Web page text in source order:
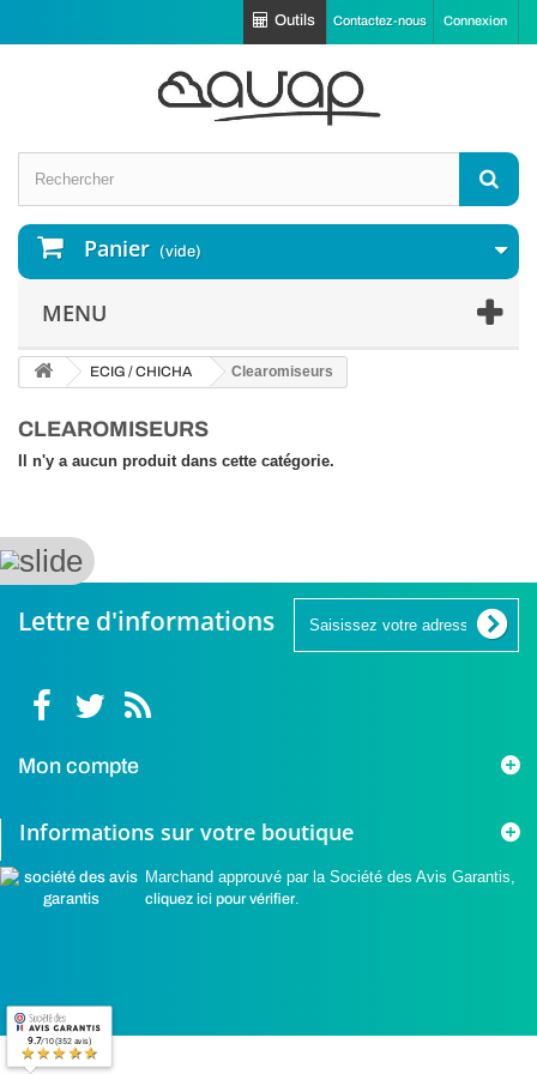
Connexion
Contactez-nous
Outils
Panier (vide)
MENU
ECIG / CHICHA Clearomiseurs
CLEAROMISEURS
Il n'y a aucun produit dans cette catégorie.
Lettre d'informations
Mon compte
Informations sur votre boutique
Marchand approuvé par la Société des Avis Garantis,
cliquez ici pour vérifier.
9.7/10 (352 avis)
★★★★★